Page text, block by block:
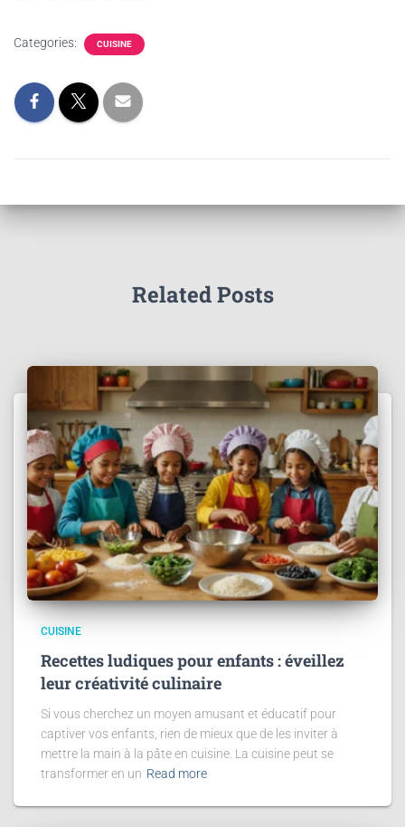
Categories: CUISINE
Related Posts
CUISINE
Recettes ludiques pour enfants : éveillez
leur créativité culinaire
Si vous cherchez un moyen amusant et éducatif pour
captiver vos enfants, rien de mieux que de les inviter à
mettre la main à la pâte en cuisine. La cuisine peut se
transformer en un Read more